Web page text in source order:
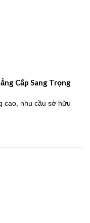
Cấp Sang Trọng
cao, nhu cầu sở hữu